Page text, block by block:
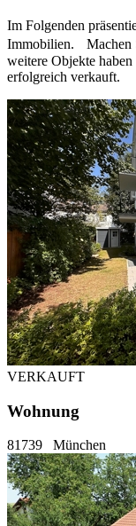
Im Folgenden
Immobilien. Machen
weitere Objekte
erfolgreich verkauft.
VERKAUFT
Wohnung
81739 München